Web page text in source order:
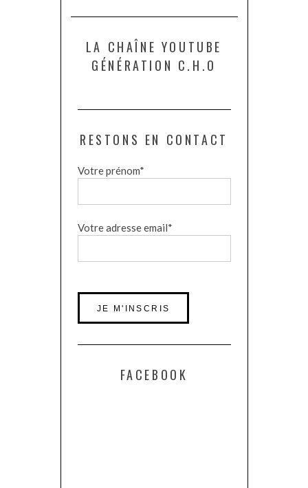
LA CHAÎNE YOUTUBE
GÉNÉRATION C.H.O
RESTONS EN CONTACT
Votre prénom*
Votre adresse email*
FACEBOOK